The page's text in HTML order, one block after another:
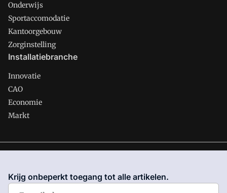
Onderwijs
Sportaccomodatie
Kantoorgebouw
Zorginstelling
Installatiebranche
Innovatie
CAO
Economie
Markt
waar VMN media voor staat. Op gebruik van deze site zijn de
volgende regelingen van toepassing:Algemene Voorwaarden
Krijg onbeperkt toegang tot alle artikelen.